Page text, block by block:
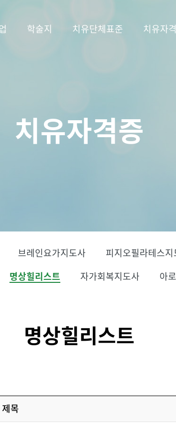
학술지 치유단체표준 치유자
치유자격증
브레인요가지도사 피지오필라테스지
명상힐리스트 자가회복지도사 아
명상힐리스트
제목